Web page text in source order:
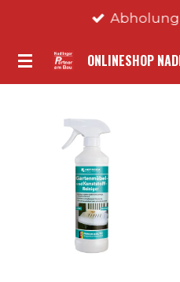
springen
ONLINESHOP
Abholung